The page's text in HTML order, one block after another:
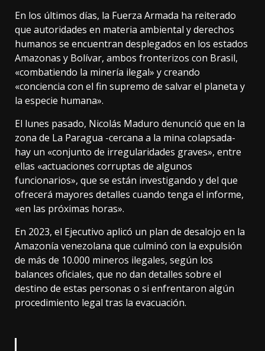
En los últimos días, la Fuerza Armada ha reiterado
que autoridades en materia ambiental y derechos
humanos se encuentran desplegados en los estados
Amazonas y Bolívar, ambos fronterizos con Brasil,
«combatiendo la minería ilegal» y creando
«conciencia con el fin supremo de salvar el planeta y
la especie humana».
El lunes pasado, Nicolás Maduro denunció que en la
zona de La Paragua -cercana a la mina colapsada-
hay un «conjunto de irregularidades graves», entre
ellas «actuaciones corruptas de algunos
funcionarios», que se están investigando y del que
ofrecerá mayores detalles cuando tenga el informe,
«en las próximas horas».
En 2023, el Ejecutivo aplicó un plan de desalojo en la
Amazonía venezolana que culminó con la expulsión
de más de 10.000 mineros ilegales, según los
balances oficiales, que no dan detalles sobre el
destino de estas personas o si enfrentaron algún
procedimiento legal tras la evacuación.